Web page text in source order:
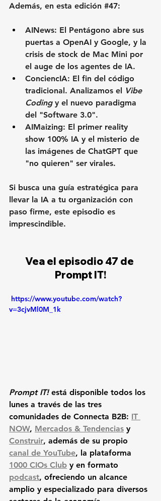
Además, en esta edición #47:
AINews: El Pentágono abre sus
puertas a OpenAI y Google, y la
crisis de stock de Mac Mini por
el auge de los agentes de IA.
ConciencIA: El fin del código
tradicional. Analizamos el Vibe
Coding y el nuevo paradigma
del "Software 3.0".
AIMaizing: El primer reality
show 100% IA y el misterio de
las imágenes de ChatGPT que
"no quieren" ser virales.
Si busca una guía estratégica para
llevar la IA a tu organización con
paso firme, este episodio es
imprescindible.
Vea el episodio 47 de
Prompt IT!
https://www.youtube.com/watch?
v=3cjvMl0M_1k
Prompt IT! está disponible todos los
lunes a través de las tres
comunidades de Connecta B2B: IT
NOW, Mercados & Tendencias y
Construir, además de su propio
canal de YouTube, la plataforma
1000 CIOs Club y en formato
podcast, ofreciendo un alcance
amplio y especializado para diversos